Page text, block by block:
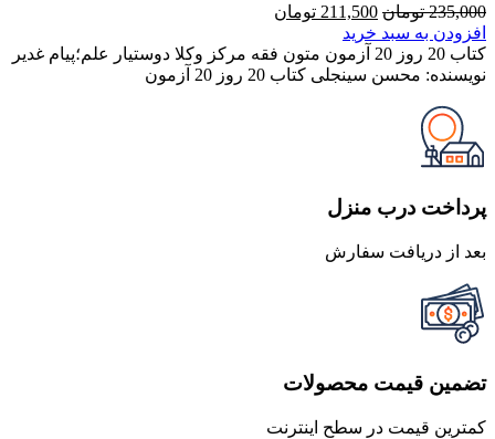
235,000 تومان قیمت
اصلی
235,000 تومان
بود.
211,500 تومان
211,500 تومان
است.
افزودن به سبد خرید
کتاب 20 روز 20 آزمون متون فقه مرکز وکلا دوستیار علم؛پیام غدیر
نویسنده: محسن سینجلی کتاب 20 روز 20 آزمون
پرداخت درب منزل
بعد از دریافت سفارش
تضمین قیمت محصولات
کمترین قیمت در سطح اینترنت